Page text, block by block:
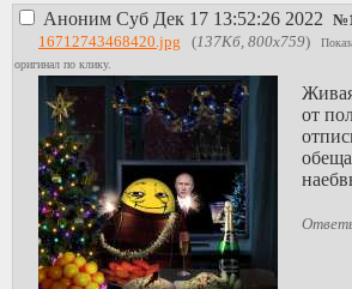
Аноним Суб Дек 17 13:52:26 2022 №
16712743468420.jpg (137Кб, 800x759)
оригинал по клику.
от